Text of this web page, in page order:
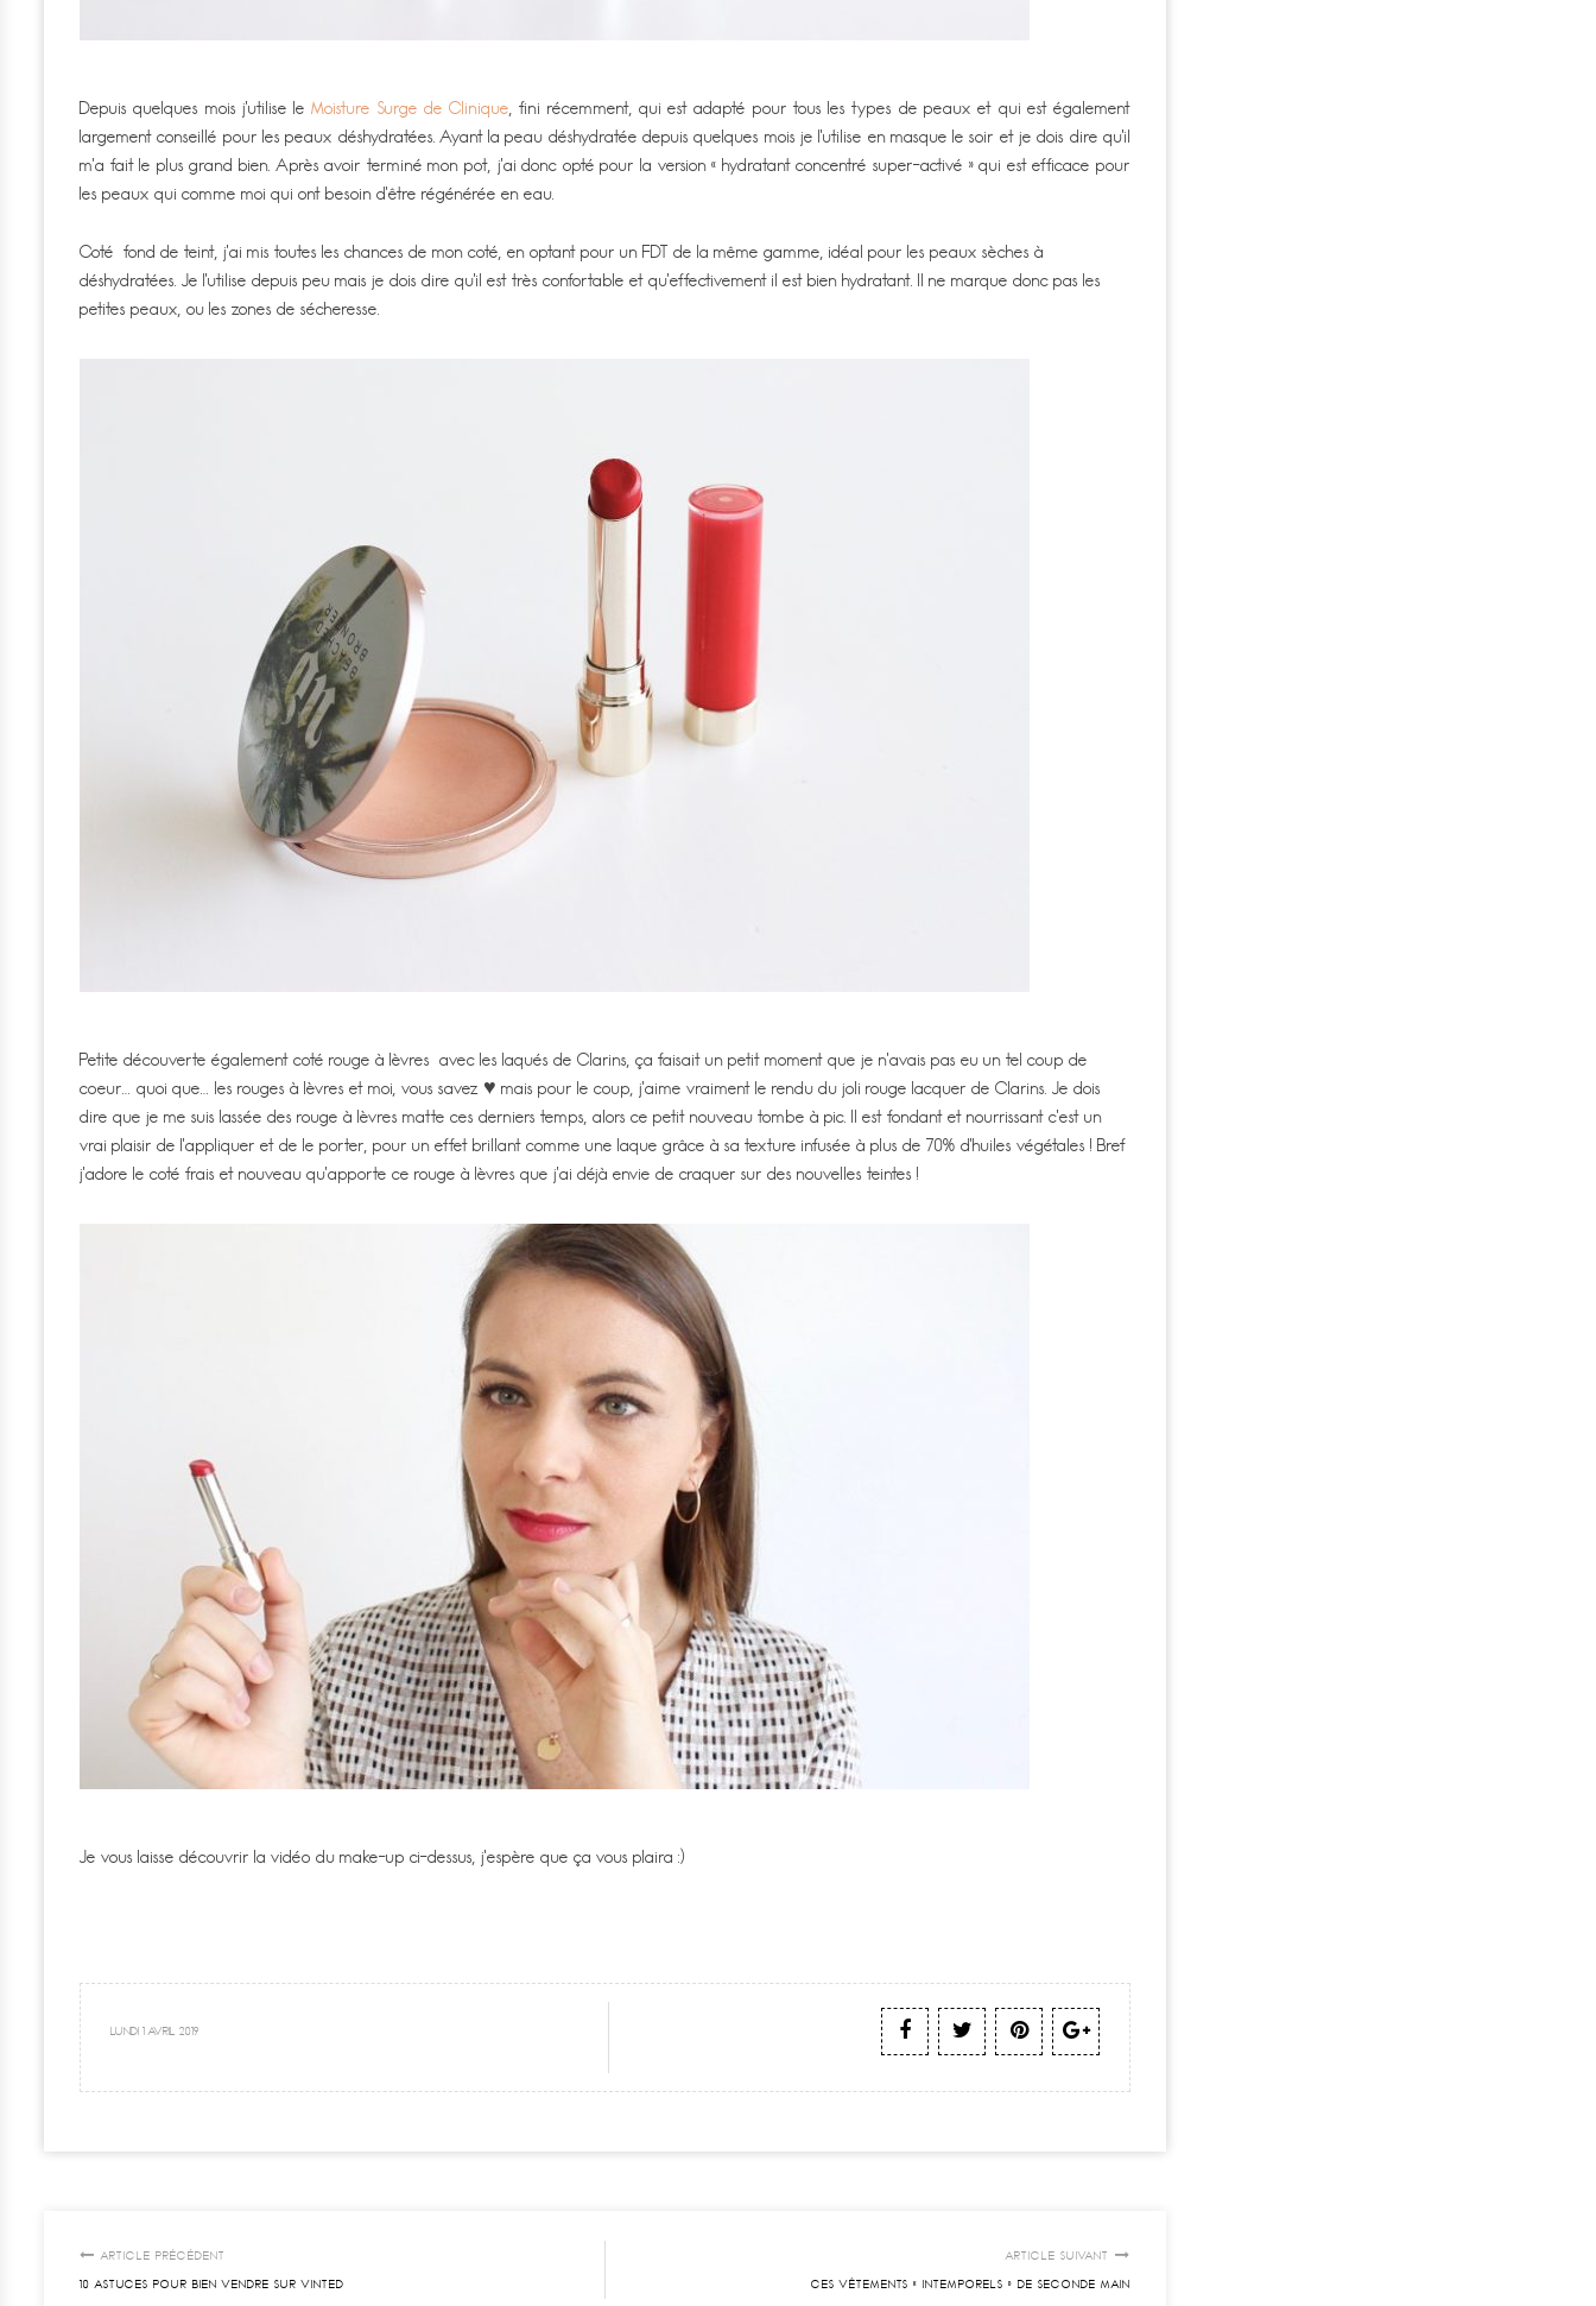
Depuis quelques mois j’utilise leMoisture Surge de Clinique, fini récemment, qui est adapté pour tous les types de peaux et qui est également
largement conseillé pour les peaux déshydratées. Ayant la peau déshydratée depuis quelques mois je l’utilise en masque le soir et je dois dire qu’il
m’a fait le plus grand bien. Après avoir terminé mon pot, j’ai donc opté pour la version « hydratant concentré super-activé » qui est efficace pour
les peaux qui comme moi qui ont besoin d’être régénérée en eau.
Coté fond de teint, j’ai mis toutes les chances de mon coté, en optant pour un FDT de la même gamme, idéal pour les peaux sèches à
déshydratées. Je l’utilise depuis peu mais je dois dire qu’il est très confortable et qu’effectivement il est bien hydratant. Il ne marque donc pas les
petites peaux, ou les zones de sécheresse.
Petite découverte également coté rouge à lèvres avec les laqués de Clarins, ça faisait un petit moment que je n’avais pas eu un tel coup de
coeur… quoi que… les rouges à lèvres et moi, vous savez ♥ mais pour le coup, j’aime vraiment le rendu du joli rouge lacquer de Clarins. Je dois
dire que je me suis lassée des rouge à lèvres matte ces derniers temps, alors ce petit nouveau tombe à pic. Il est fondant et nourrissant c’est un
vrai plaisir de l’appliquer et de le porter, pour un effet brillant comme une laque grâce à sa texture infusée à plus de 70% d’huiles végétales ! Bref
j’adore le coté frais et nouveau qu’apporte ce rouge à lèvres que j’ai déjà envie de craquer sur des nouvelles teintes !
Je vous laisse découvrir la vidéo du make-up ci-dessus, j’espère que ça vous plaira :)
LUNDI 1 AVRIL 2019
ARTICLE PRÉCÉDENT
10 ASTUCES POUR BIEN VENDRE SUR VINTED
ARTICLE SUIVANT
CES VÊTEMENTS « INTEMPORELS » DE SECONDE MAIN